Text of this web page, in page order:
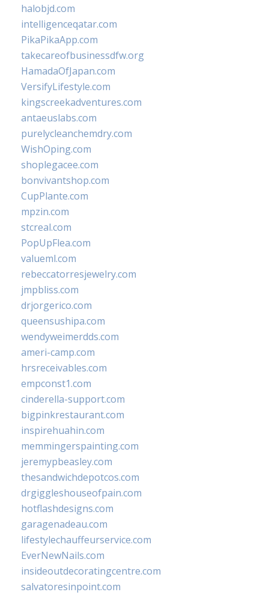
halobjd.com
intelligenceqatar.com
PikaPikaApp.com
takecareofbusinessdfw.org
HamadaOfJapan.com
VersifyLifestyle.com
kingscreekadventures.com
antaeuslabs.com
purelycleanchemdry.com
WishOping.com
shoplegacee.com
bonvivantshop.com
CupPlante.com
mpzin.com
stcreal.com
PopUpFlea.com
valueml.com
rebeccatorresjewelry.com
jmpbliss.com
drjorgerico.com
queensushipa.com
wendyweimerdds.com
ameri-camp.com
hrsreceivables.com
empconst1.com
cinderella-support.com
bigpinkrestaurant.com
inspirehuahin.com
memmingerspainting.com
jeremypbeasley.com
thesandwichdepotcos.com
drgiggleshouseofpain.com
hotflashdesigns.com
garagenadeau.com
lifestylechauffeurservice.com
EverNewNails.com
insideoutdecoratingcentre.com
salvatoresinpoint.com